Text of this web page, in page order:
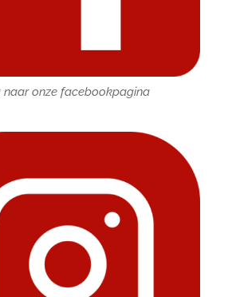
naar onze facebookpagina